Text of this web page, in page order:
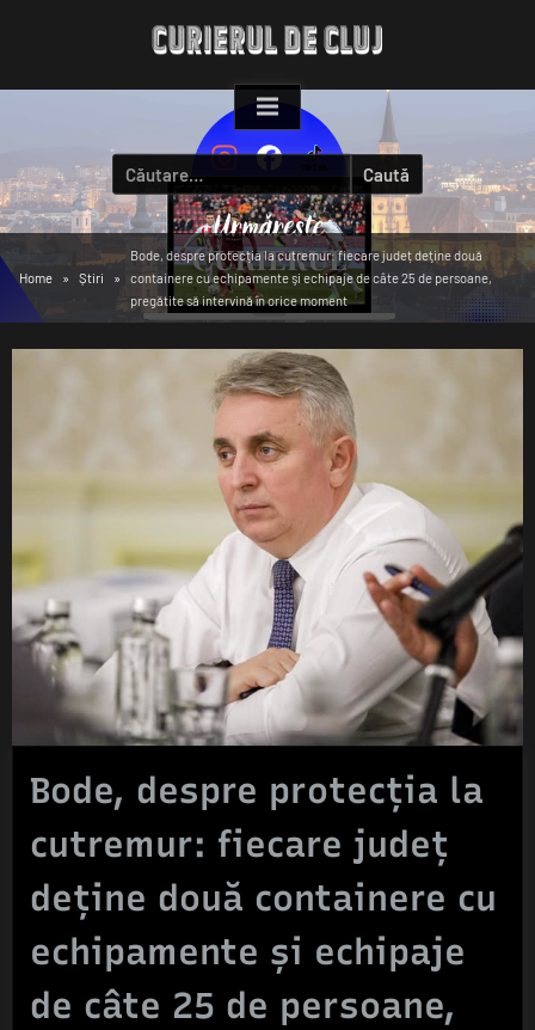
Caută
după:
Home Știri
Bode, despre protecţia la cutremur: fiecare județ deţine două
containere cu echipamente şi echipaje de câte 25 de persoane,
pregătite să intervină în orice moment
Bode, despre protecţia la
cutremur: fiecare județ
deţine două containere cu
echipamente şi echipaje
de câte 25 de persoane,